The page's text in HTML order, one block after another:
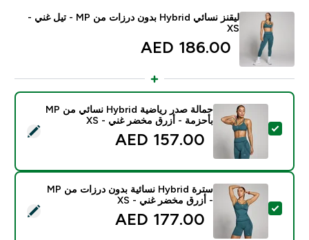
ليقنز نسائي Hybrid بدون درزات من MP - تيل غني -
XS
186.00 AED‎
تحديد هذا المنتج - حمالة صدر رياضية Hybrid نسائي من MP بأحزمة - أزرق مخضر غني - XS
حمالة صدر رياضية Hybrid نسائي من MP
بأحزمة - أزرق مخضر غني - XS
157.00 AED‎
تحديد هذا المنتج - سترة Hybrid نسائية بدون درزات من MP - أزرق مخضر غني - XS
سترة Hybrid نسائية بدون درزات من MP
- أزرق مخضر غني - XS
177.00 AED‎